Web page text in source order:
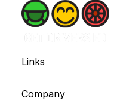
Links
Company